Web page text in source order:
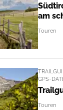
am
Touren
GPS-
Touren